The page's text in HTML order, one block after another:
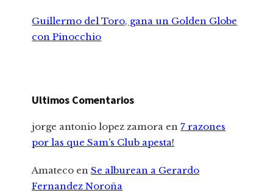
Guillermo del Toro, gana un Golden Globe
con Pinocchio
Ultimos Comentarios
jorge antonio lopez zamora en7 razones
por las que Sam’s Club apesta!
Amateco enSe alburean a Gerardo
Fernandez Noroña